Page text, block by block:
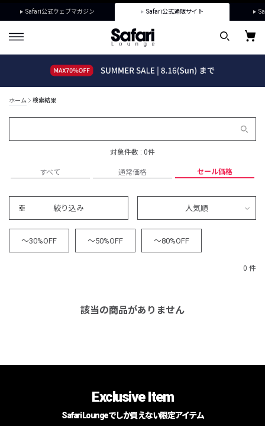
Safari公式ウェブマガジン Safari公式通販サイト
ホーム 検索結果
対象件数 : 0件
すべて 通常価格 セール価格
絞り込み 人気順
～30%OFF ～50%OFF ～80%OFF
0 件
該当の商品がありません
Exclusive Item
Safari Loungeでしか買えない限定アイテム